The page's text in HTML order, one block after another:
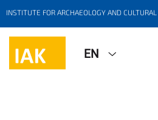
INSTITUTE FOR ARCHAEOLOGY AND
EN